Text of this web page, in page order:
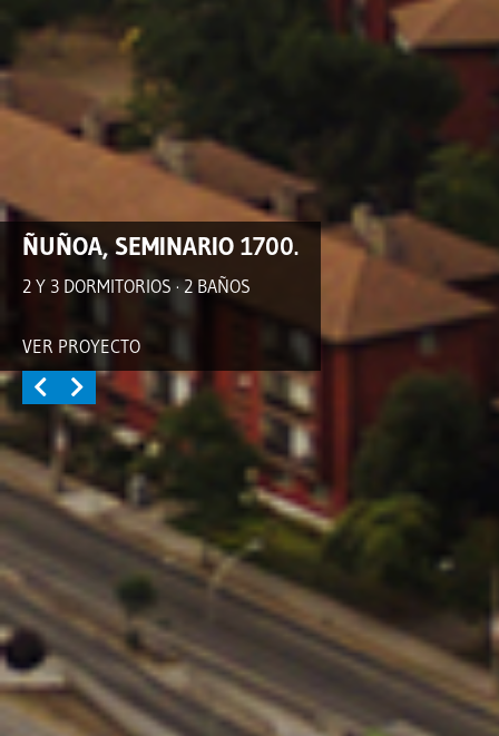
ÑUÑOA, SEMINARIO 1700.
2 Y 3 DORMITORIOS · 2 BAÑOS
VER PROYECTO